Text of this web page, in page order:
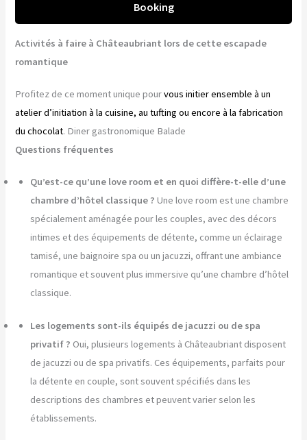
Booking
Activités à faire à Châteaubriant lors de cette escapade
romantique
Profitez de ce moment unique pourvous initier ensemble à un
atelier d’initiation à la cuisine, au tufting ou encore à la fabrication
du chocolat. Diner gastronomique Balade
Questions fréquentes
Qu’est-ce qu’une love room et en quoi diffère-t-elle d’une
chambre d’hôtel classique ? Une love room est une chambre
spécialement aménagée pour les couples, avec des décors
intimes et des équipements de détente, comme un éclairage
tamisé, une baignoire spa ou un jacuzzi, offrant une ambiance
romantique et souvent plus immersive qu’une chambre d’hôtel
classique.
Les logements sont-ils équipés de jacuzzi ou de spa
privatif ? Oui, plusieurs logements à Châteaubriant disposent
de jacuzzi ou de spa privatifs. Ces équipements, parfaits pour
la détente en couple, sont souvent spécifiés dans les
descriptions des chambres et peuvent varier selon les
établissements.